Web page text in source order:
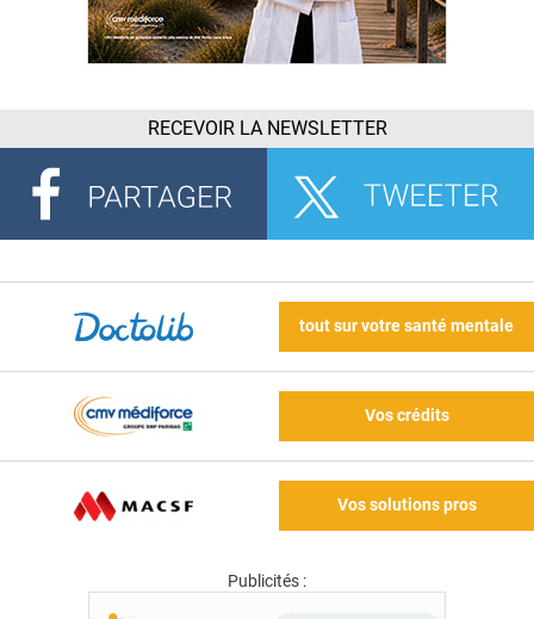
RECEVOIR LA NEWSLETTER
tout sur votre santé mentale
Vos crédits
Vos solutions pros
Publicités :